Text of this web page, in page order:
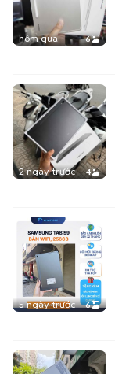
hôm qua 6
2 ngày trước 4
5 ngày trước 6